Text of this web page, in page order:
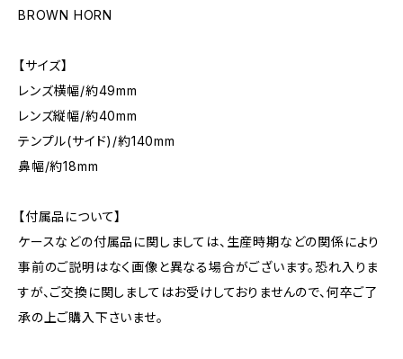
BROWN HORN
【サイズ】
レンズ横幅/約49mm
レンズ縦幅/約40mm
テンプル(サイド)/約140mm
鼻幅/約18mm
【付属品について】
ケースなどの付属品に関しましては、生産時期などの関係により
事前のご説明はなく画像と異なる場合がございます。恐れ入りま
すが、ご交換に関しましてはお受けしておりませんので、何卒ご了
承の上ご購入下さいませ。